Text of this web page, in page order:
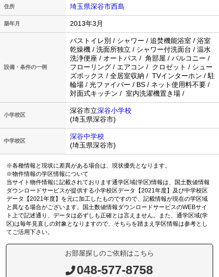
住所 埼玉県深谷市西島
築年月 2013年3月
設備・条件の一例
バストイレ別 / シャワー / 追焚機能浴室 / 浴室
乾燥機 / 洗面所独立 / シャワー付洗面台 / 温水
洗浄便座 / オートバス / 角部屋 / バルコニー /
フローリング / エアコン / クロゼット / シュー
ズボックス / 全居室収納 / TVインターホン / 駐
輪場 / 光ファイバー / BS / ネット使用料不要 /
対面式キッチン / 室内洗濯機置き場 /
小学校区
深谷市立深谷小学校
(埼玉県深谷市)
中学校区
深谷中学校
(埼玉県深谷市)
※各種情報と現状に差異がある場合は、現状優先となります。
※物件情報の学区情報について
当サイト物件情報に記載されております通学区域(学区)情報は、国土数値情報
ダウンロードサービスが提供する小学校区データ【2021年度】及び中学校区
データ【2021年度】を元に加工したものですので、記載情報が現在の学区域
と異なる場合がございます。国土数値情報ダウンロードサービスのWEBサイ
ト上で記述通り、データは必ずしも正確とは言えません。また、通学区域(学
区)は毎年見直しの対象となりますので、そちらを踏まえ学区情報は参考とし
てご活用下さい。
お部屋探しのご依頼はこちら
048-577-8758